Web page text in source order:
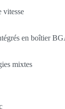
vitesse
en boîtier
mixtes